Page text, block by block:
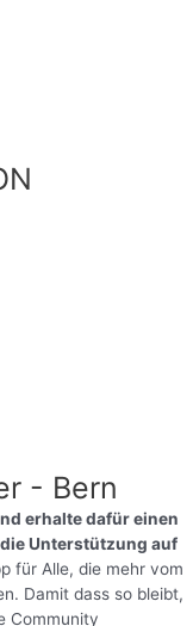
- Bern
erhalte dafür einen
Unterstützung auf
für Alle, die mehr vom
Damit dass so bleibt,
Community